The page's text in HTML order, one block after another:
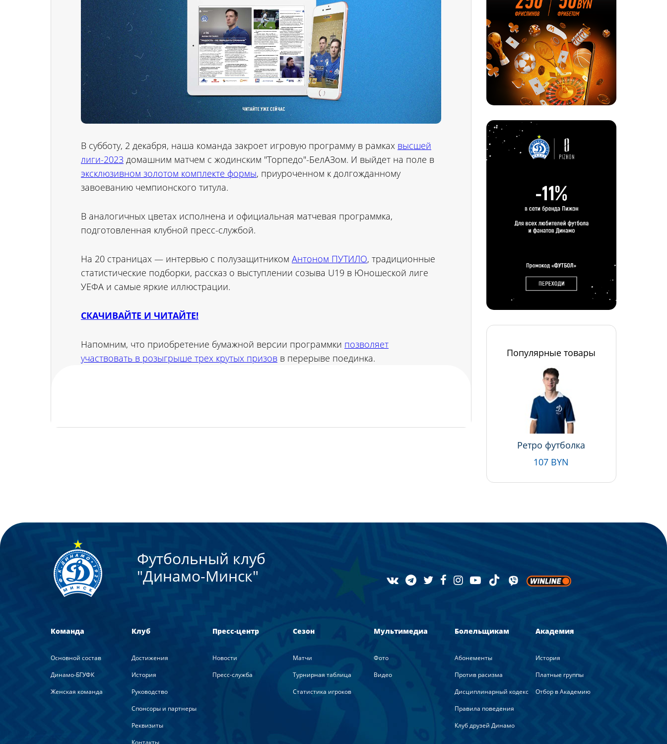
В субботу, 2 декабря, наша команда закроет игровую программу в рамках высшей
лиги-2023 домашним матчем с жодинским "Торпедо"-БелАЗом. И выйдет на поле в
эксклюзивном золотом комплекте формы, приуроченном к долгожданному
завоеванию чемпионского титула.
В аналогичных цветах исполнена и официальная матчевая программка,
подготовленная клубной пресс-службой.
На 20 страницах — интервью с полузащитником Антоном ПУТИЛО, традиционные
статистические подборки, рассказ о выступлении созыва U19 в Юношеской лиге
УЕФА и самые яркие иллюстрации.
СКАЧИВАЙТЕ И ЧИТАЙТЕ!
Напомним, что приобретение бумажной версии программки позволяет
участвовать в розыгрыше трех крутых призов в перерыве поединка. Популярные товары
Ретро футболка
107 BYN
Футбольный клуб
"Динамо-Минск"
Команда
Основной состав
Динамо-БГУФК
Женская команда
Клуб
Достижения
История
Руководство
Спонсоры и партнеры
Реквизиты
Контакты
Пресс-центр
Новости
Пресс-служба
Сезон
Матчи
Турнирная таблица
Статистика игроков
Мультимедиа
Фото
Видео
Болельщикам
Абонементы
Против расизма
Дисциплинарный кодекс
Правила поведения
Клуб друзей Динамо
Академия
История
Платные группы
Отбор в Академию